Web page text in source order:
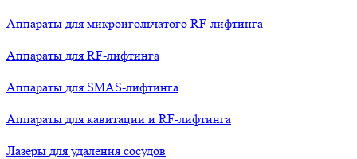
Аппараты для микроигольчатого RF-лифтинга
Аппараты для RF-лифтинга
Аппараты для SMAS-лифтинга
Аппараты для кавитации и RF-лифтинга
Лазеры для удаления сосудов